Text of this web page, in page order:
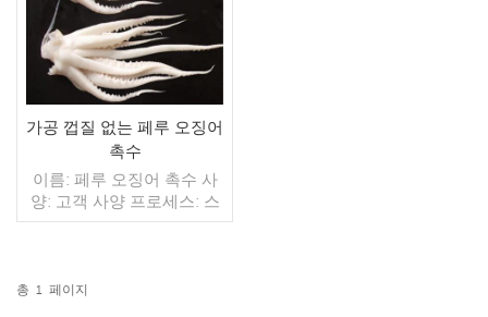
가공 껍질 없는 페루 오징어
촉수
이름: 페루 오징어 촉수 사
양: 고객 사양 프로세스: 스
킨 오프, 희게 글레이징:
춤형) 판매 모델: 도매/수출
총 1 페이지